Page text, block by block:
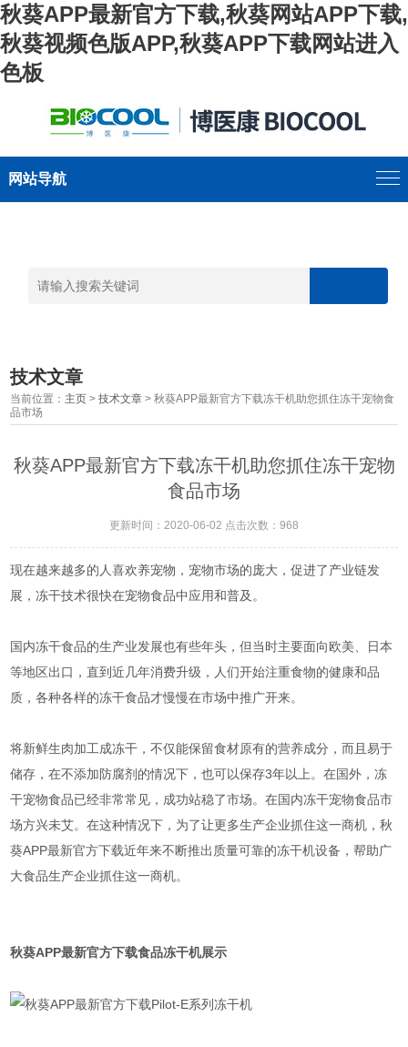
秋葵APP最新官方下载,秋葵网站APP下载,
秋葵视频色版APP,秋葵APP下载网站进入
色板
网站导航
技术文章
当前位置： 主页 >技术文章 > 秋葵APP最新官方下载冻干机助您抓住冻干宠物食
品市场
秋葵APP最新官方下载冻干机助您抓住冻干宠物
食品市场
更新时间：2020-06-02 点击次数：968
现在越来越多的人喜欢养宠物，宠物市场的庞大，促进了产业链发
展，冻干技术很快在宠物食品中应用和普及。
国内冻干食品的生产业发展也有些年头，但当时主要面向欧美、日本
等地区出口，直到近几年消费升级，人们开始注重食物的健康和品
质，各种各样的冻干食品才慢慢在市场中推广开来。
将新鲜生肉加工成冻干，不仅能保留食材原有的营养成分，而且易于
储存，在不添加防腐剂的情况下，也可以保存3年以上。在国外，冻
干宠物食品已经非常常见，成功站稳了市场。在国内冻干宠物食品市
场方兴未艾。在这种情况下，为了让更多生产企业抓住这一商机，秋
葵APP最新官方下载近年来不断推出质量可靠的冻干机设备，帮助广
大食品生产企业抓住这一商机。
秋葵APP最新官方下载食品冻干机展示